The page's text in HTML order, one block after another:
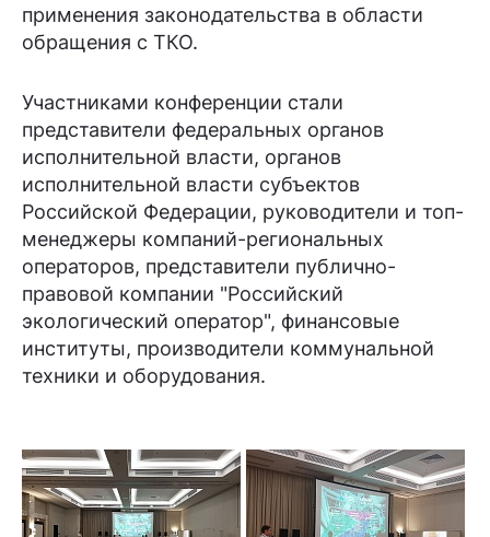
применения законодательства в области
обращения с ТКО.
Участниками конференции стали
представители федеральных органов
исполнительной власти, органов
исполнительной власти субъектов
Российской Федерации, руководители и топ-
менеджеры компаний-региональных
операторов, представители публично-
правовой компании "Российский
экологический оператор", финансовые
институты, производители коммунальной
техники и оборудования.